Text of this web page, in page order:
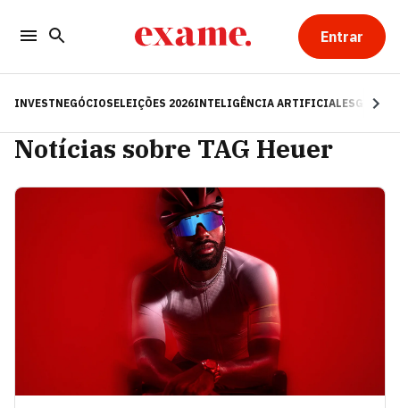
Entrar
INVESTNEGÓCIOSELEIÇÕES 2026INTELIGÊNCIA ARTIFICIALESG
Notícias sobre TAG Heuer